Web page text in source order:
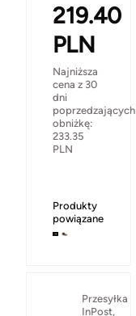
219.40
PLN
Najniższa
cena z 30
dni
poprzedzających
obniżkę:
233.35
PLN
Produkty
powiązane
Przesyłka
InPost,